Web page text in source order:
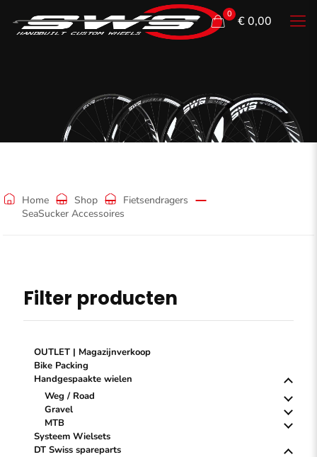
0 € 0,00
SeaSucker
Home Shop
Fietsendragers
SeaSucker Accessoires
Filter producten
OUTLET | Magazijnverkoop
Bike Packing
Handgespaakte wielen
Weg / Road
Gravel
MTB
Systeem Wielsets
DT Swiss spareparts